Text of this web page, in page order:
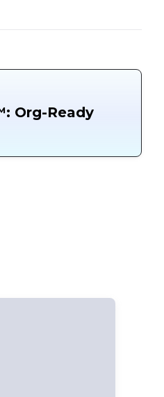
Org-Ready